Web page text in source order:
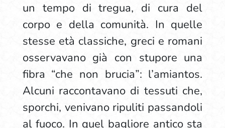
un tempo di tregua, di cura del
corpo e della comunità. In quelle
stesse età classiche, greci e romani
osservavano già con stupore una
fibra “che non brucia”: l’amiantos.
Alcuni raccontavano di tessuti che,
sporchi, venivano ripuliti passandoli
al fuoco. In quel bagliore antico sta